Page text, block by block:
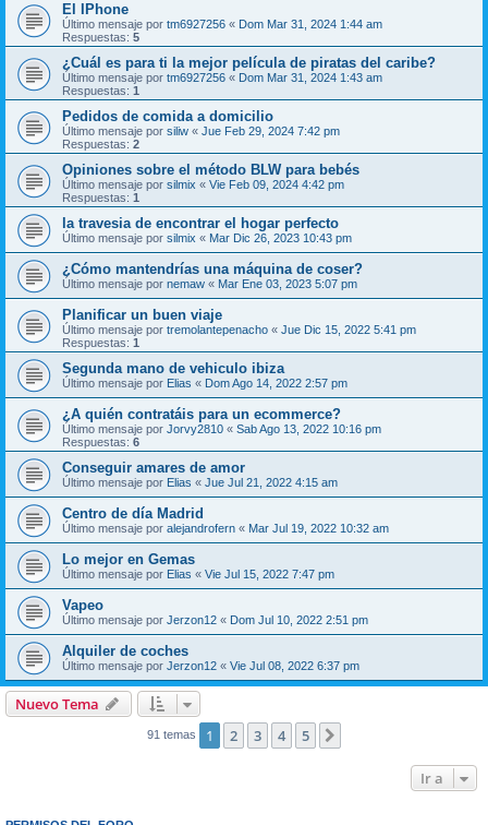
El IPhone
Último mensaje por tm6927256 « Dom Mar 31, 2024 1:44 am
Respuestas: 5
¿Cuál es para ti la mejor película de piratas del caribe?
Último mensaje por tm6927256 « Dom Mar 31, 2024 1:43 am
Respuestas: 1
Pedidos de comida a domicilio
Último mensaje por siliw « Jue Feb 29, 2024 7:42 pm
Respuestas: 2
Opiniones sobre el método BLW para bebés
Último mensaje por silmix « Vie Feb 09, 2024 4:42 pm
Respuestas: 1
la travesia de encontrar el hogar perfecto
Último mensaje por silmix « Mar Dic 26, 2023 10:43 pm
¿Cómo mantendrías una máquina de coser?
Último mensaje por nemaw « Mar Ene 03, 2023 5:07 pm
Planificar un buen viaje
Último mensaje por tremolantepenacho « Jue Dic 15, 2022 5:41 pm
Respuestas: 1
Segunda mano de vehiculo ibiza
Último mensaje por Elias « Dom Ago 14, 2022 2:57 pm
¿A quién contratáis para un ecommerce?
Último mensaje por Jorvy2810 « Sab Ago 13, 2022 10:16 pm
Respuestas: 6
Conseguir amares de amor
Último mensaje por Elias « Jue Jul 21, 2022 4:15 am
Centro de día Madrid
Último mensaje por alejandrofern « Mar Jul 19, 2022 10:32 am
Lo mejor en Gemas
Último mensaje por Elias « Vie Jul 15, 2022 7:47 pm
Vapeo
Último mensaje por Jerzon12 « Dom Jul 10, 2022 2:51 pm
Alquiler de coches
Último mensaje por Jerzon12 « Vie Jul 08, 2022 6:37 pm
Nuevo Tema
91 temas 1 2 3 4 5
Ir a